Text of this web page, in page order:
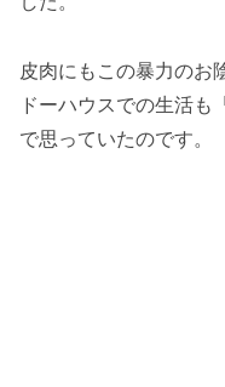
皮肉にもこの暴力のお
ドーハウスでの生活も
で思っていたのです。